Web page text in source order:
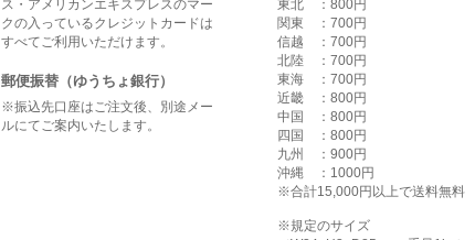
ス・アメリカンエキスプレスのマー
クの入っているクレジットカードは
すべてご利用いただけます。
郵便振替（ゆうちょ銀行）
※振込先口座はご注文後、別途メー
ルにてご案内いたします。
東北 ：800円
関東 ：700円
信越 ：700円
北陸 ：700円
東海 ：700円
近畿 ：800円
中国 ：800円
四国 ：800円
九州 ：900円
沖縄 ：1000円
※合計15,000円以上で送料無料
※規定のサイズ